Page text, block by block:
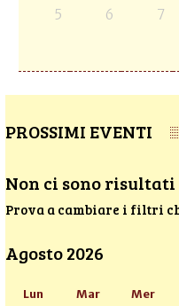
5 6 7
PROSSIMI EVENTI
Non ci sono risultati
Prova a cambiare i filtri
Agosto 2026
Lun Mar Mer